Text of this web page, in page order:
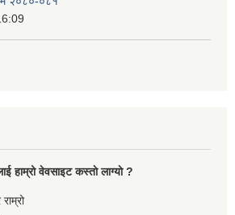
हाम्रो वेवसाइट कस्ताे लाग्याे ?